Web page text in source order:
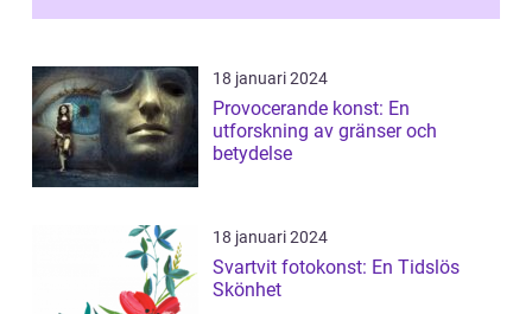
18 januari 2024
Provocerande konst: En
utforskning av gränser och
betydelse
18 januari 2024
Svartvit fotokonst: En Tidslös
Skönhet